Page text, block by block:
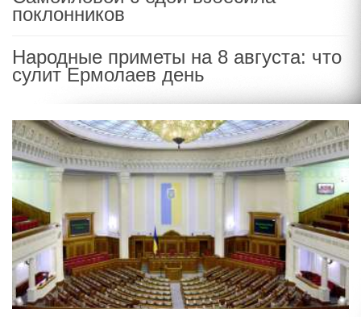
поклонников
Народные приметы на 8 августа: что
сулит Ермолаев день